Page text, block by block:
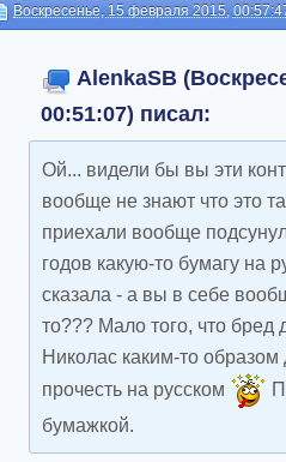
Воскресенье, 15 февраля 2015,
AlenkaSB
00:51:07) писал:
Ой... видели бы вы эти
вообще не знают что это
приехали вообще
годов какую-то бумагу на
сказала - а вы в себе
то??? Мало того, что бред
Николас каким-то
прочесть на русском
бумажкой.